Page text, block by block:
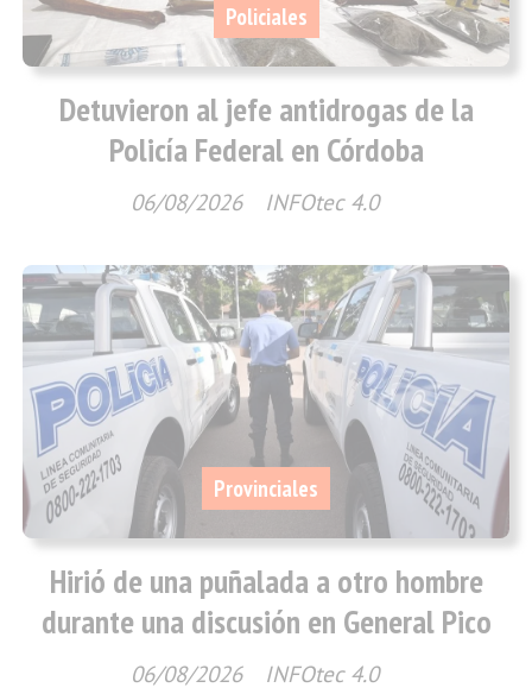
Detuvieron al jefe antidrogas de la
Policía Federal en Córdoba
INFOtec 4.0
Policiales
06/08/2026
Hirió de una puñalada a otro hombre
durante una discusión en General Pico
INFOtec 4.0
Provinciales
06/08/2026